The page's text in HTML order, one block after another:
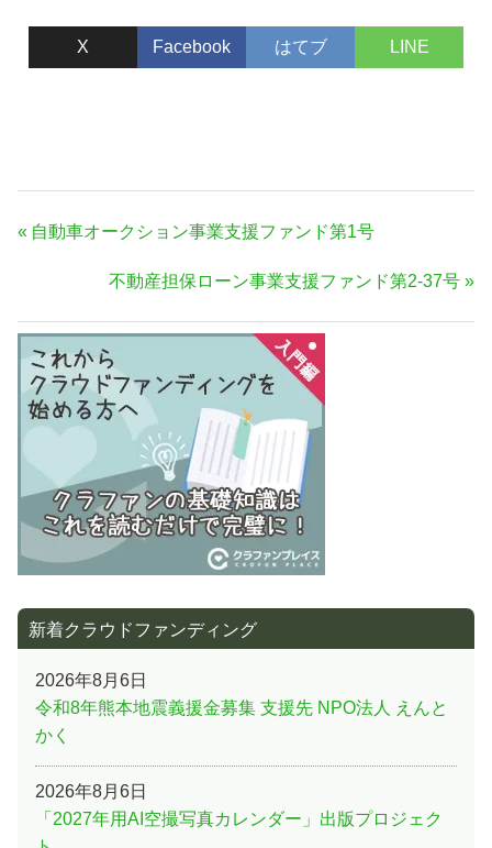
X Facebook はてブ LINE
投
ビ
ゲ
ー
シ
ョ
前
自動車オークション事業支援ファンド第1号
次
記
事:
不動産担保ローン事業支援ファンド第2-37号
新着クラウドファンディング
2026年8月6日
令和8年熊本地震義援金募集 支援先 NPO法人 えんと
かく
2026年8月6日
「2027年用AI空撮写真カレンダー」出版プロジェク